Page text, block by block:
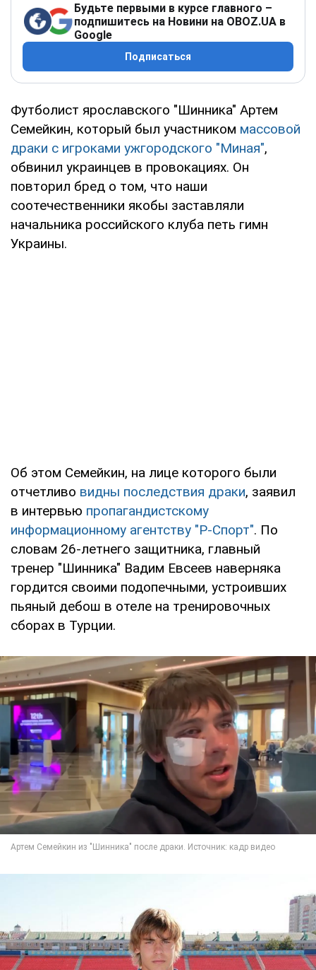
Будьте первыми в курсе главного –
подпишитесь на Новини на OBOZ.UA в
Google
Подписаться
Футболист ярославского "Шинника" Артем
Семейкин, который был участником массовой
драки с игроками ужгородского "Миная",
обвинил украинцев в провокациях. Он
повторил бред о том, что наши
соотечественники якобы заставляли
начальника российского клуба петь гимн
Украины.
Об этом Семейкин, на лице которого были
отчетливо видны последствия драки, заявил
в интервью пропагандистскому
информационному агентству "Р-Спорт". По
словам 26-летнего защитника, главный
тренер "Шинника" Вадим Евсеев наверняка
гордится своими подопечными, устроивших
пьяный дебош в отеле на тренировочных
сборах в Турции.